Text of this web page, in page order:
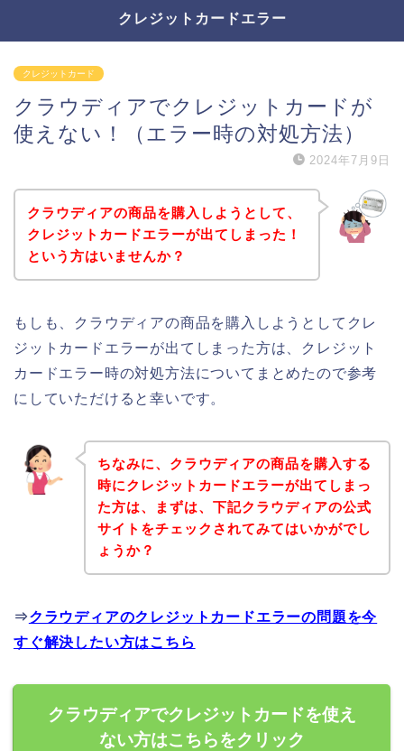
クレジットカードエラー
クレジットカード
クラウディアでクレジットカードが
使えない！（エラー時の対処方法）
2024年7月9日
クラウディアの商品を購入しようとして、
クレジットカードエラーが出てしまった！
という方はいませんか？
もしも、クラウディアの商品を購入しようとしてクレ
ジットカードエラーが出てしまった方は、クレジット
カードエラー時の対処方法についてまとめたので参考
にしていただけると幸いです。
ちなみに、クラウディアの商品を購入する
時にクレジットカードエラーが出てしまっ
た方は、まずは、下記クラウディアの公式
サイトをチェックされてみてはいかがでし
ょうか？
⇒クラウディアのクレジットカードエラーの問題を今
すぐ解決したい方はこちら
クラウディアでクレジットカードを使え
ない方はこちらをクリック